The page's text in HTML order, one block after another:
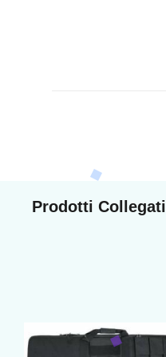
Prodotti Collegati